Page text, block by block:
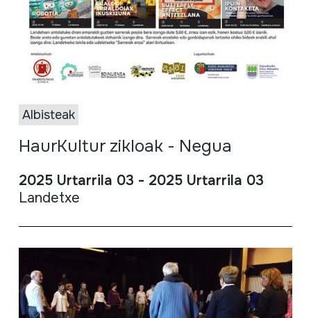
Albisteak
HaurKultur zikloak - Negua
2025 Urtarrila 03 - 2025 Urtarrila 03
Landetxe